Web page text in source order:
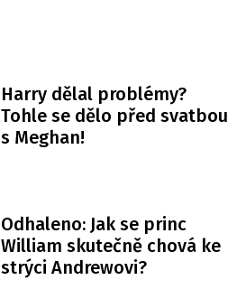
Harry dělal problémy?
Tohle se dělo před svatbou
s Meghan!
Odhaleno: Jak se princ
William skutečně chová ke
strýci Andrewovi?